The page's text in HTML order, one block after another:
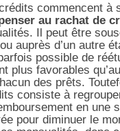
commencent à
au rachat de
Il peut être
auprès d’un autre
possible de
plus favorables
des prêts.
consiste à
en une
pour diminuer le